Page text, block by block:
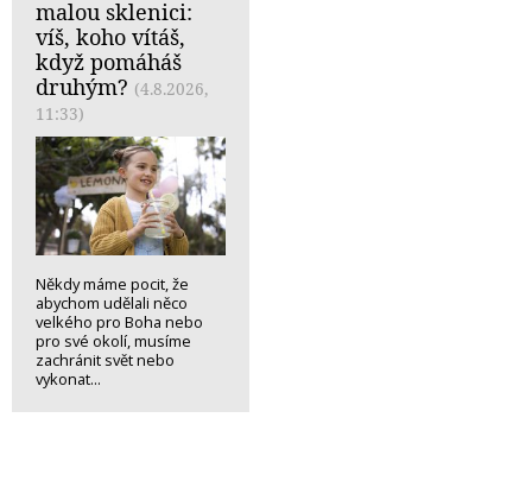
malou sklenici:
víš, koho vítáš,
když pomáháš
druhým? (4.8.2026,
11:33)
Někdy máme pocit, že
abychom udělali něco
velkého pro Boha nebo
pro své okolí, musíme
zachránit svět nebo
vykonat...